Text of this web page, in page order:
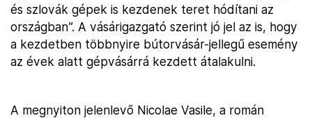
és szlovák gépek is kezdenek teret hódítani az
országban”. A vásárigazgató szerint jó jel az is, hogy
a kezdetben többnyire bútorvásár-jellegű esemény
az évek alatt gépvásárrá kezdett átalakulni.
A megnyiton jelenlevő Nicolae Vasile, a román